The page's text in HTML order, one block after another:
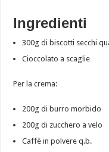
Ingredienti
300g di biscotti secchi
Cioccolato a scaglie
Per la crema:
200g di burro morbido
200g di zucchero a velo
Caffè in polvere q.b.